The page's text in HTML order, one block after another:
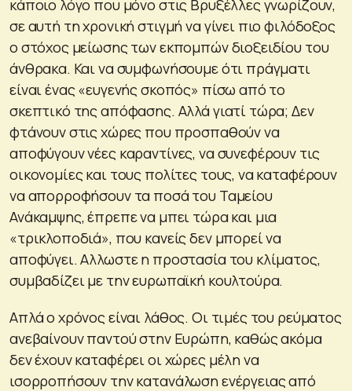
κάποιο λόγο που μόνο στις Βρυξέλλες γνωρίζουν,
σε αυτή τη χρονική στιγμή να γίνει πιο φιλόδοξος
ο στόχος μείωσης των εκπομπών διοξειδίου του
άνθρακα. Και να συμφωνήσουμε ότι πράγματι
είναι ένας «ευγενής σκοπός» πίσω από το
σκεπτικό της απόφασης. Αλλά γιατί τώρα; Δεν
φτάνουν στις χώρες που προσπαθούν να
αποφύγουν νέες καραντίνες, να συνεφέρουν τις
οικονομίες και τους πολίτες τους, να καταφέρουν
να απορροφήσουν τα ποσά του Ταμείου
Ανάκαμψης, έπρεπε να μπει τώρα και μια
«τρικλοποδιά», που κανείς δεν μπορεί να
αποφύγει. Αλλωστε η προστασία του κλίματος,
συμβαδίζει με την ευρωπαϊκή κουλτούρα.
Απλά ο χρόνος είναι λάθος. Οι τιμές του ρεύματος
ανεβαίνουν παντού στην Ευρώπη, καθώς ακόμα
δεν έχουν καταφέρει οι χώρες μέλη να
ισορροπήσουν την κατανάλωση ενέργειας από